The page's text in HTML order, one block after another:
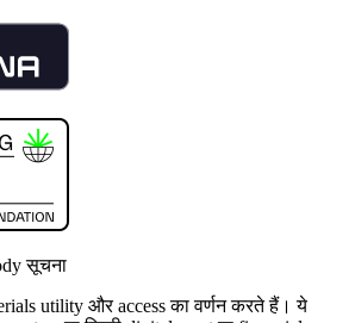
सूचना
utility और access का वर्णन करते हैं। ये